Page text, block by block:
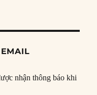
nhận thông báo khi